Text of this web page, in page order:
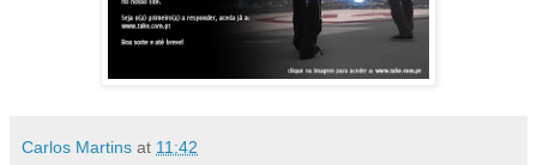
Carlos Martins at 11:42